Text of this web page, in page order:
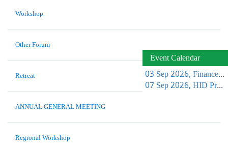
Workshop
Other Forum
Retreat
ANNUAL GENERAL MEETING
Regional Workshop
Event Calendar
03 Sep 2026, Finance Learning Forum
07 Sep 2026, HID Project Management Training